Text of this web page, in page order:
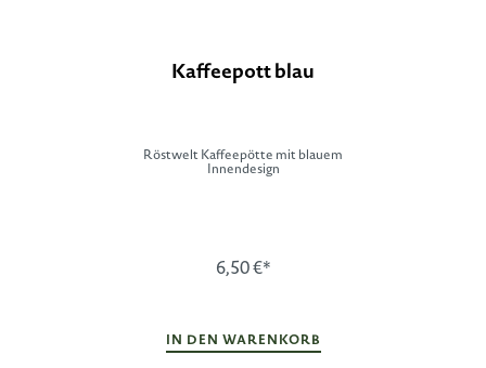
Kaffeepott blau
Röstwelt Kaffeepötte mit blauem
Innendesign
6,50 €*
IN DEN WARENKORB